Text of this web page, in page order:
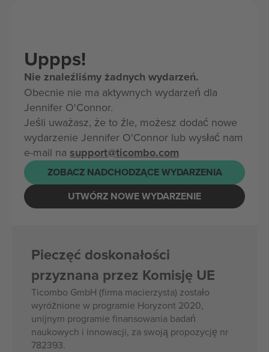
Uppps!
Nie znaleźliśmy żadnych wydarzeń.
Obecnie nie ma aktywnych wydarzeń dla
Jennifer O'Connor.
Jeśli uważasz, że to źle, możesz dodać nowe
wydarzenie Jennifer O'Connor lub wysłać nam
e-mail na support@ticombo.com
ZOBACZ NADCHODZĄCE WYDARZENIA
UTWÓRZ NOWE WYDARZENIE
Pieczęć doskonałości
przyznana przez Komisję UE
Ticombo GmbH (firma macierzysta) zostało
wyróżnione w programie Horyzont 2020,
unijnym programie finansowania badań
naukowych i innowacji, za swoją propozycję nr
782393.